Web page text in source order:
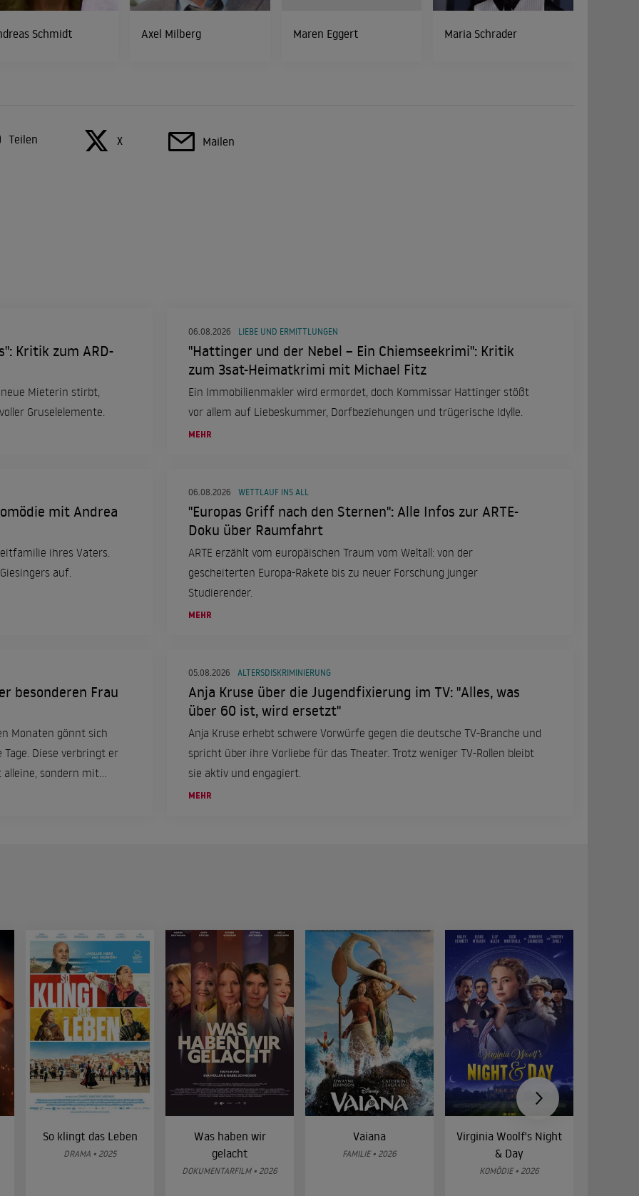
Schmidt Axel Milberg Maren Eggert Maria Schrader
Teilen X Mailen
Kritik zum ARD-
Mieterin stirbt,
Gruselelemente.
06.08.2026 LIEBE UND ERMITTLUNGEN
"Hattinger und der Nebel – Ein Chiemseekrimi": Kritik
zum 3sat-Heimatkrimi mit Michael Fitz
Ein Immobilienmakler wird ermordet, doch Kommissar Hattinger stößt
vor allem auf Liebeskummer, Dorfbeziehungen und trügerische Idylle.
MEHR
mit Andrea
ihres Vaters.
auf.
06.08.2026 WETTLAUF INS ALL
"Europas Griff nach den Sternen": Alle Infos zur ARTE-
Doku über Raumfahrt
ARTE erzählt vom europäischen Traum vom Weltall: von der
gescheiterten Europa-Rakete bis zu neuer Forschung junger
Studierender.
MEHR
besonderen Frau
Monaten gönnt sich
Diese verbringt er
alleine, sondern mit
05.08.2026 ALTERSDISKRIMINIERUNG
Anja Kruse über die Jugendfixierung im TV: "Alles, was
über 60 ist, wird ersetzt"
Anja Kruse erhebt schwere Vorwürfe gegen die deutsche TV-Branche und
spricht über ihre Vorliebe für das Theater. Trotz weniger TV-Rollen bleibt
sie aktiv und engagiert.
MEHR
So klingt das Leben
DRAMA • 2025
Was haben wir
gelacht
DOKUMENTARFILM • 2026
Vaiana
FAMILIE • 2026
Virginia Woolf's Night
& Day
KOMÖDIE • 2026